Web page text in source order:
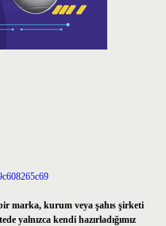
marka, kurum veya şahıs şirketi
yalnızca kendi hazırladığımız